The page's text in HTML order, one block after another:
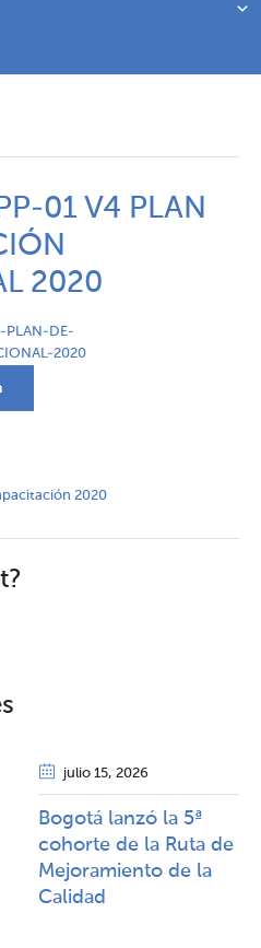
01 V4 PLAN
2020
PLAN-DE-
2020
2020
julio 15, 2026
Bogotá lanzó la 5ª
cohorte de la Ruta de
Mejoramiento de la
Calidad​​